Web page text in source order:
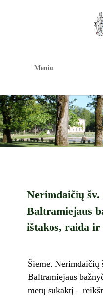
Meniu
Nerimdaičių šv.
Baltramiejaus
ištakos, raida ir
Šiemet Nerimdaičių
Baltramiejaus
metų sukaktį –